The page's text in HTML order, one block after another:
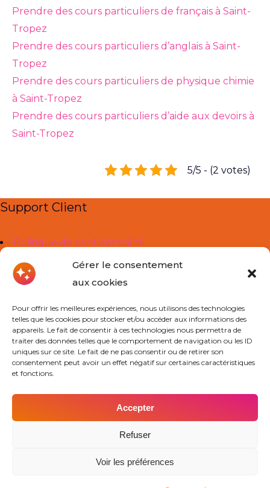
Gérer le consentement
aux cookies
Pour offrir les meilleures expériences, nous utilisons des technologies
telles que les cookies pour stocker et/ou accéder aux informations des
appareils. Le fait de consentir à ces technologies nous permettra de
traiter des données telles que le comportement de navigation ou les ID
uniques sur ce site. Le fait de ne pas consentir ou de retirer son
consentement peut avoir un effet négatif sur certaines caractéristiques
et fonctions.
Accepter
Refuser
Voir les préférences
Prendre des cours particuliers de français à Saint-
Tropez
Prendre des cours particuliers d’anglais à Saint-
Tropez
Prendre des cours particuliers de physique chimie
à Saint-Tropez
Prendre des cours particuliers d’aide aux devoirs à
Saint-Tropez
5/5 - (2 votes)
Support Client
Politique de confidentialité
Mentions légales
À propos de nous
Cours Particuliers
Actualités
Contact